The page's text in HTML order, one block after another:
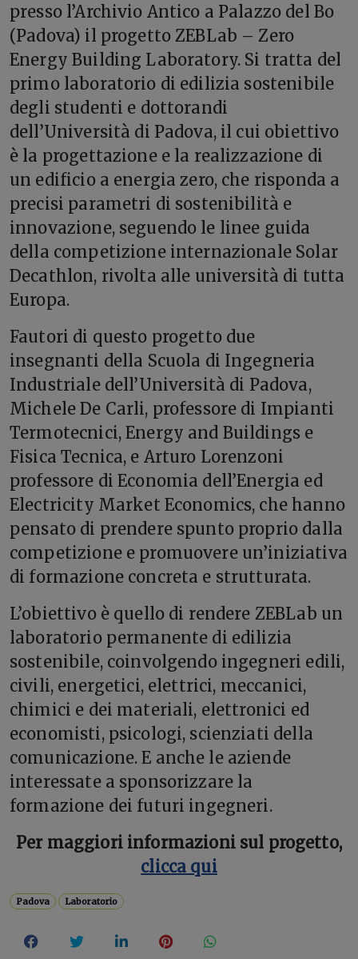
presso l’Archivio Antico a Palazzo del Bo
(Padova) il progetto ZEBLab – Zero
Energy Building Laboratory. Si tratta del
primo laboratorio di edilizia sostenibile
degli studenti e dottorandi
dell’Università di Padova, il cui obiettivo
è la progettazione e la realizzazione di
un edificio a energia zero, che risponda a
precisi parametri di sostenibilità e
innovazione, seguendo le linee guida
della competizione internazionale Solar
Decathlon, rivolta alle università di tutta
Europa.
Fautori di questo progetto due
insegnanti della Scuola di Ingegneria
Industriale dell’Università di Padova,
Michele De Carli, professore di Impianti
Termotecnici, Energy and Buildings e
Fisica Tecnica, e Arturo Lorenzoni
professore di Economia dell’Energia ed
Electricity Market Economics, che hanno
pensato di prendere spunto proprio dalla
competizione e promuovere un’iniziativa
di formazione concreta e strutturata.
L’obiettivo è quello di rendere ZEBLab un
laboratorio permanente di edilizia
sostenibile, coinvolgendo ingegneri edili,
civili, energetici, elettrici, meccanici,
chimici e dei materiali, elettronici ed
economisti, psicologi, scienziati della
comunicazione. E anche le aziende
interessate a sponsorizzare la
formazione dei futuri ingegneri.
Per maggiori informazioni sul progetto,
clicca qui
Padova Laboratorio